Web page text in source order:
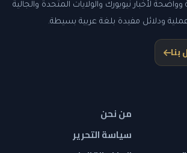
لأخبار نيويورك والولايات المتحدة والجالية
ودلائل مفيدة بلغة عربية بسيطة.
بنا
من نحن
سياسة التحرير